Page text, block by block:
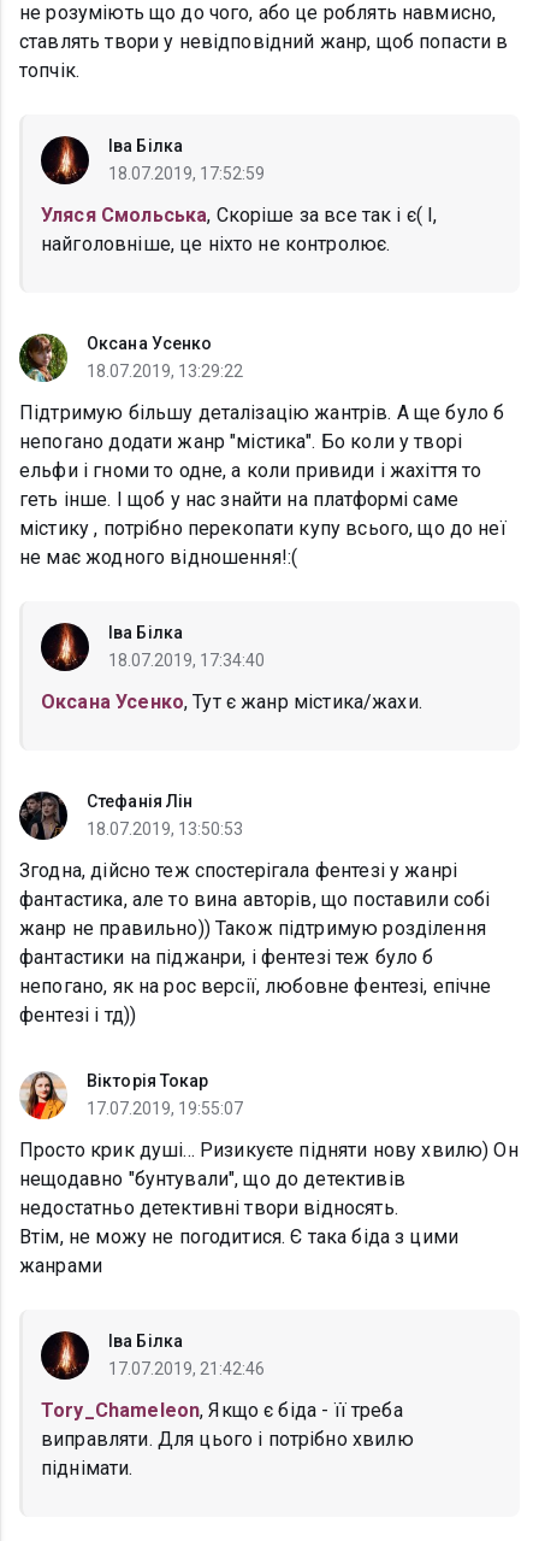
не розуміють що до чого, або це роблять навмисно,
ставлять твори у невідповідний жанр, щоб попасти в
топчік.
Іва Білка
18.07.2019, 17:52:59
Уляся Смольська, Скоріше за все так і є( І,
найголовніше, це ніхто не контролює.
Оксана Усенко
18.07.2019, 13:29:22
Підтримую більшу деталізацію жантрів. А ще було б
непогано додати жанр "містика". Бо коли у творі
ельфи і гноми то одне, а коли привиди і жахіття то
геть інше. І щоб у нас знайти на платформі саме
містику , потрібно перекопати купу всього, що до неї
не має жодного відношення!:(
Іва Білка
18.07.2019, 17:34:40
Оксана Усенко, Тут є жанр містика/жахи.
Стефанія Лін
18.07.2019, 13:50:53
Згодна, дійсно теж спостерігала фентезі у жанрі
фантастика, але то вина авторів, що поставили собі
жанр не правильно)) Також підтримую розділення
фантастики на піджанри, і фентезі теж було б
непогано, як на рос версії, любовне фентезі, епічне
фентезі і тд))
Вікторія Токар
17.07.2019, 19:55:07
Просто крик душі... Ризикуєте підняти нову хвилю) Он
нещодавно "бунтували", що до детективів
недостатньо детективні твори відносять.
Втім, не можу не погодитися. Є така біда з цими
жанрами
Іва Білка
17.07.2019, 21:42:46
Tory_Chameleon, Якщо є біда - її треба
виправляти. Для цього і потрібно хвилю
піднімати.